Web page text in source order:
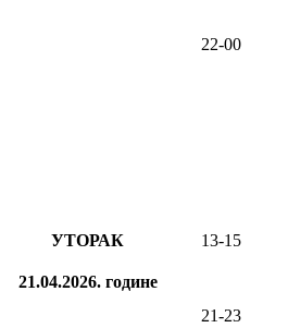
22-00
УТОРАК
21.04.2026.године
13-15
21-23